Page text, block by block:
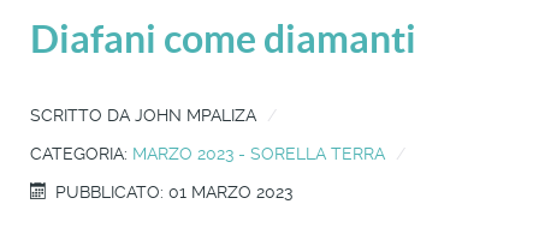
Diafani come diamanti
SCRITTO DA JOHN MPALIZA
CATEGORIA: MARZO 2023 - SORELLA TERRA
PUBBLICATO: 01 MARZO 2023